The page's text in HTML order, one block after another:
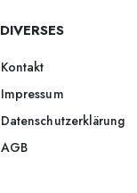
DIVERSES
Kontakt
Impressum
Datenschutzerklärung
AGB